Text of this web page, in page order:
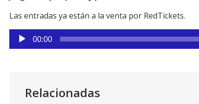
Copy
Link
Las entradas ya están a la venta por RedTickets.
Reproductor
de
00:00
Relacionadas